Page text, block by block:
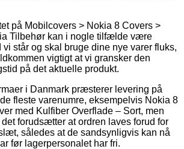
på Mobilcovers > Nokia 8 Covers >
Tilbehør kan i nogle tilfælde være
står og skal bruge dine nye varer fluks,
vigtigt at vi gransker den
på det aktuelle produkt.
i Danmark præsterer levering på
fleste varenumre, eksempelvis Nokia 8
med Kulfiber Overflade – Sort, men
forudsætter at ordren laves forud for
således at de sandsynligvis kan nå
før lagerpersonalet har fri.